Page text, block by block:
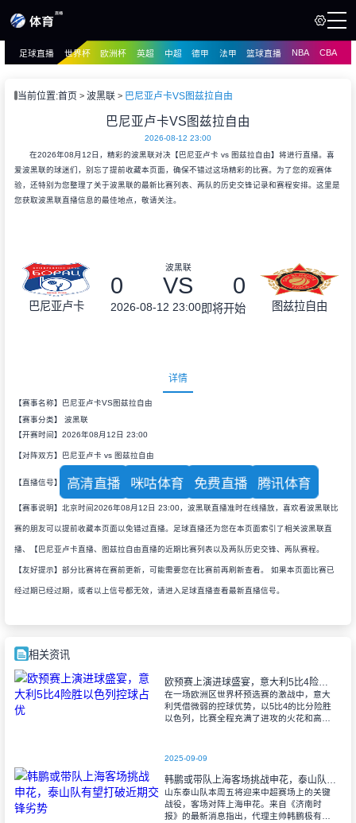
播
足球直播 世界杯 欧洲杯 英超 中超 德甲 法甲 篮球直播 NBA CBA
当前位置:首页 波黑联 巴尼亚卢卡VS图兹拉自由
巴尼亚卢卡VS图兹拉自由
2026-08-12 23:00
在2026年08月12日，精彩的波黑联对决【巴尼亚卢卡 vs 图兹拉自由】将进行直播。喜
爱波黑联的球迷们，别忘了提前收藏本页面，确保不错过这场精彩的比赛。为了您的观赛体
验，还特别为您整理了关于波黑联的最新比赛列表、两队的历史交锋记录和赛程安排。这里是
您获取波黑联直播信息的最佳地点，敬请关注。
巴尼亚卢卡
波黑联
0 VS 0
2026-08-12 23:00即将开始 图兹拉自由
详情
【赛事名称】巴尼亚卢卡VS图兹拉自由
【赛事分类】 波黑联
【开赛时间】2026年08月12日 23:00
【对阵双方】巴尼亚卢卡 vs 图兹拉自由
【直播信号】 高清直播 咪咕体育 免费直播 腾讯体育
【赛事说明】北京时间2026年08月12日 23:00，波黑联直播准时在线播放，喜欢看波黑联比
赛的朋友可以提前收藏本页面以免错过直播。足球直播还为您在本页面索引了相关波黑联直
播、【巴尼亚卢卡直播、图兹拉自由直播的近期比赛列表以及两队历史交锋、两队赛程。
【友好提示】部分比赛将在赛前更新，可能需要您在比赛前再刷新查看。 如果本页面比赛已
经过期已经过期，或者以上信号都无效，请进入足球直播查看最新直播信号。
相关资讯
欧预赛上演进球盛宴，意大利5比4险胜以色列控球占优
在一场欧洲区世界杯预选赛的激战中，意大
利凭借微弱的控球优势，以5比4的比分险胜
以色列，比赛全程充满了进攻的火花和高效
2025-09-09
山东泰山队本周五将迎来中超赛场上的关键
战役，客场对阵上海申花。来自《济南时
报》的最新消息指出，代理主帅韩鹏极有可